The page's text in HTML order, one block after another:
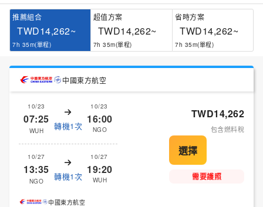
推薦組合
TWD14,262~
7h 35m(單程)
超值方案
TWD14,262~
7h 35m(單程)
省時方案
TWD14,262~
7h 35m(單程)
中國東方航空
10/23
07:25
WUH 轉機1次
10/23
16:00
NGO
10/27
13:35
NGO 轉機1次
10/27
19:20
WUH
TWD14,262
包含燃料稅
需要護照
中國東方航空